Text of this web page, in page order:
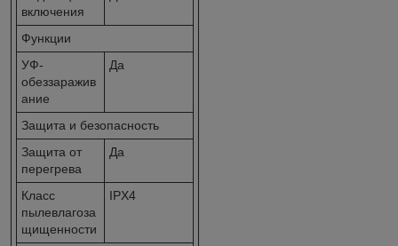
включения
Функции
УФ-
обеззаражив
ание
Да
Защита и безопасность
Защита от
перегрева
Да
Класс
пылевлагоза
щищенности
IPX4